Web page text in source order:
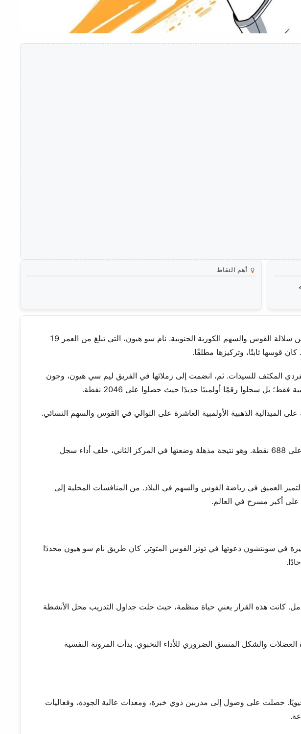
أهم النقاط
في دورة الألعاب الأولمبية في باريس 2024، برز نجم جديد من سلالة القوس والسهم الكورية الجنوبية. نام سو هيون، التي تبلغ من العمر 19
قوسها ثابتًا، وتركيزها مطلقًا.
المكثف للسيدات. ثم، انضمت إلى زملائها في الفريق ليم سي هيون، وجون
بل سجلوا رقمًا أولمبيًا جديدًا حيث حصلوا على 2046 نقطة.
الميدالية الذهبية الأولمبية العاشرة على التوالي في القوس والسهم النسائي.
كانت مهاراتها الفردية قوية أيضًا. في جولة التصنيف، حصلت على 688 نقطة. وهو نتيجة مذهلة وضعتها في المركز الثاني، خلف أداء سجل
العميق في رياضة القوس والسهم في البلاد. من المنافسات المحلية إلى
على أكبر مسرح في العالم.
في سونتشون دعوتها في توتر القوس المتوتر. كان طريق نام سو هيون محددًا
كانت هذه القرار يعني حياة منظمة، حيث حلت جداول التدريب محل الأنشطة
العضلات والشكل المتسق الضروري للأداء النخبوي. بدأت المرونة النفسية
حصلت على وصول إلى مدربين ذوي خبرة، ومعدات عالية الجودة، وفعاليات